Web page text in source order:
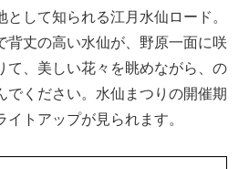
して知られる江月水仙ロード。
背丈の高い水仙が、野原一面に咲
て、美しい花々を眺めながら、の
でください。水仙まつりの開催期
トアップが見られます。